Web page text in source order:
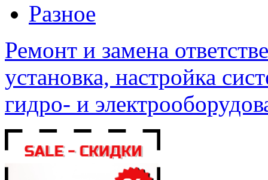
Разное
Ремонт и замена
установка, настройка
гидро- и